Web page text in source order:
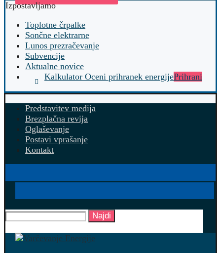
Izpostavljamo
Toplotne črpalke
Sončne elektrarne
Lunos prezračevanje
Subvencije
Aktualne novice
Kalkulator Oceni prihranek energijePrihrani
Predstavitev medija
Brezplačna revija
Oglaševanje
Postavi vprašanje
Kontakt
Najdi